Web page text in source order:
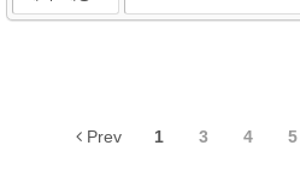
Prev 1 3 4 5